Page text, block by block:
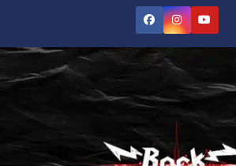
contenido